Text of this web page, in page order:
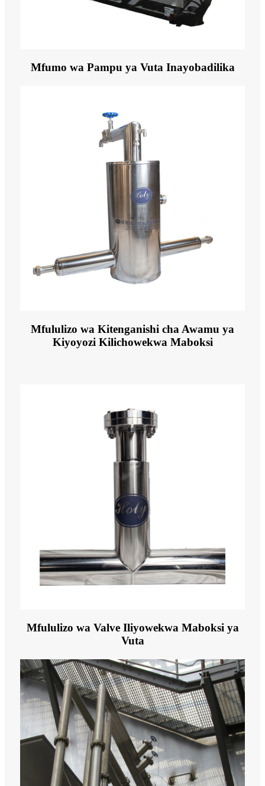
Mfumo wa Pampu ya Vuta Inayobadilika
Mfululizo wa Kitenganishi cha Awamu ya
Kiyoyozi Kilichowekwa Maboksi
Mfululizo wa Valve Iliyowekwa Maboksi ya
Vuta